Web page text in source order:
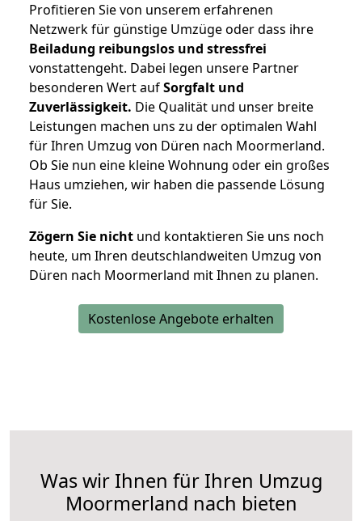
Profitieren Sie von unserem erfahrenen
Netzwerk für günstige Umzüge oder dass ihre
Beiladung reibungslos und stressfrei
vonstattengeht. Dabei legen unsere Partner
besonderen Wert aufSorgfalt und
Zuverlässigkeit. Die Qualität und unser breite
Leistungen machen uns zu der optimalen Wahl
für Ihren Umzug von Düren nach Moormerland.
Ob Sie nun eine kleine Wohnung oder ein großes
Haus umziehen, wir haben die passende Lösung
für Sie.
Zögern Sie nicht und kontaktieren Sie uns noch
heute, um Ihren deutschlandweiten Umzug von
Düren nach Moormerland mit Ihnen zu planen.
Kostenlose Angebote erhalten
Was wir Ihnen für Ihren Umzug
Moormerland nach bieten